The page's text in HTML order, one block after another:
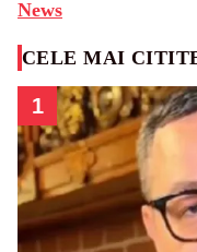
News
CELE MAI
1